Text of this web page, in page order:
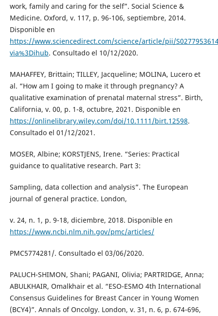
work, family and caring for the self”. Social Science &
Medicine. Oxford, v. 117, p. 96-106, septiembre, 2014.
Disponible en
https://www.sciencedirect.com/science/article/pii/
via%3Dihub. Consultado el 10/12/2020.
MAHAFFEY, Brittain; TILLEY, Jacqueline; MOLINA, Lucero et
al. “How am I going to make it through pregnancy? A
qualitative examination of prenatal maternal stress”. Birth,
California, v. 00, p. 1-8, octubre, 2021. Disponible en
https://onlinelibrary.wiley.com/doi/10.1111/birt.12598.
Consultado el 01/12/2021.
MOSER, Albine; KORSTJENS, Irene. “Series: Practical
guidance to qualitative research. Part 3:
Sampling, data collection and analysis”. The European
journal of general practice. London,
v. 24, n. 1, p. 9-18, diciembre, 2018. Disponible en
https://www.ncbi.nlm.nih.gov/pmc/articles/
PMC5774281/. Consultado el 03/06/2020.
PALUCH-SHIMON, Shani; PAGANI, Olivia; PARTRIDGE, Anna;
ABULKHAIR, Omalkhair et al. “ESO-ESMO 4th International
Consensus Guidelines for Breast Cancer in Young Women
(BCY4)”. Annals of Oncolgy. London, v. 31, n. 6, p. 674-696,